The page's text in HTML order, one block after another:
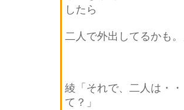
したら
二人で外出してるかも
綾「それで、二人は・
て？」